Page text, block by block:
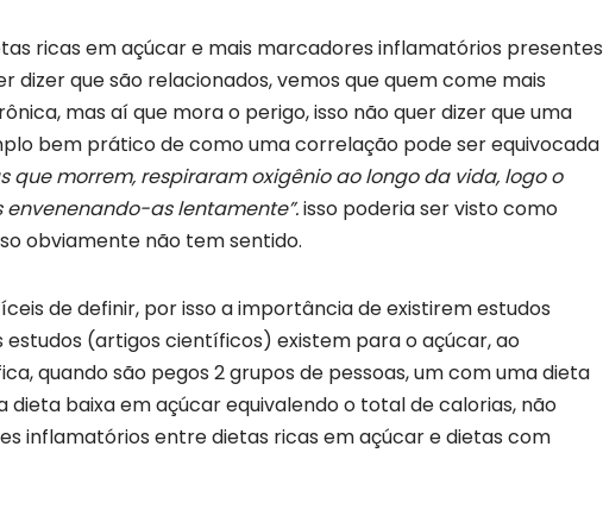
ricas em açúcar e mais marcadores inflamatórios presentes
dizer que são relacionados, vemos que quem come mais
mas aí que mora o perigo, isso não quer dizer que uma
bem prático de como uma correlação pode ser equivocada
que morrem, respiraram oxigênio ao longo da vida, logo o
as lentamente”.isso poderia ser visto como
obviamente não tem sentido.
de definir, por isso a importância de existirem estudos
estudos (artigos científicos) existem para o açúcar, ao
quando são pegos 2 grupos de pessoas, um com uma dieta
baixa em açúcar equivalendo o total de calorias, não
inflamatórios entre dietas ricas em açúcar e dietas com